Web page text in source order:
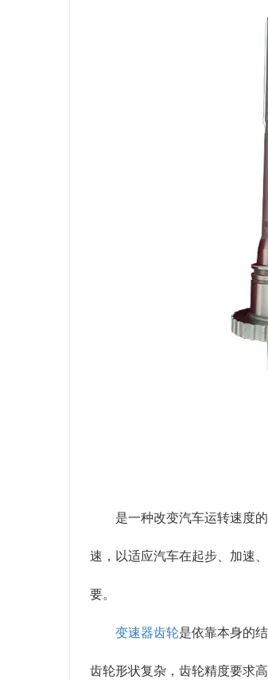
是一种改变汽车运转速度
速，以适应汽车在起步、加速
要。
变速器齿轮是依靠本身的
齿轮形状复杂，齿轮精度要求